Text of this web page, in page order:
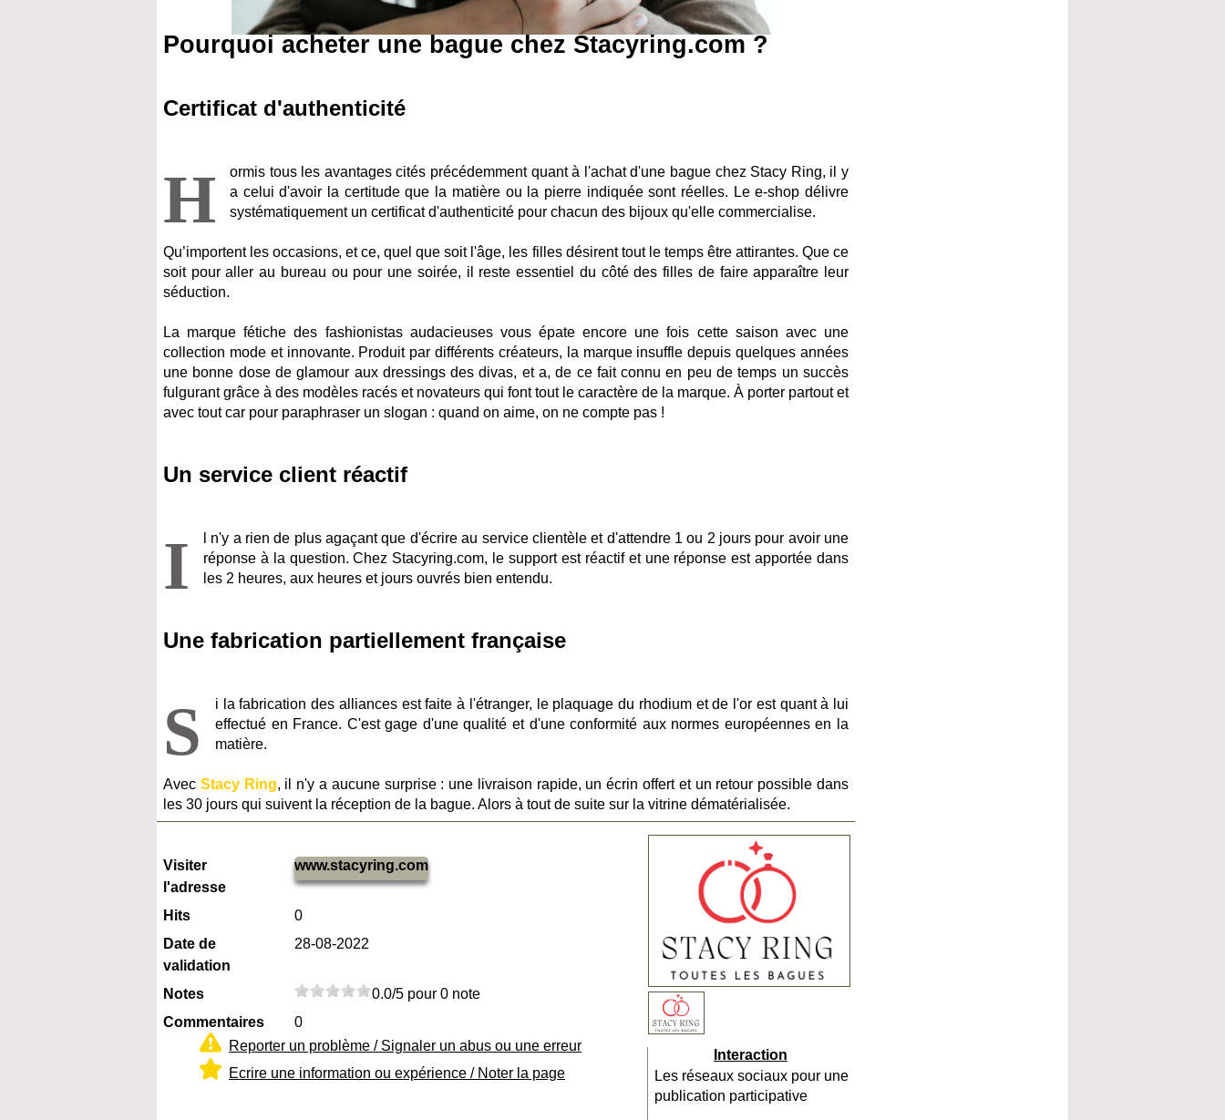
Pourquoi acheter une bague chez Stacyring.com ?
Certificat d'authenticité
H
ormis tous les avantages cités précédemment quant à l'achat d'une bague chez Stacy Ring, il y
a celui d'avoir la certitude que la matière ou la pierre indiquée sont réelles. Le e-shop délivre
systématiquement un certificat d'authenticité pour chacun des bijoux qu'elle commercialise.
Qu’importent les occasions, et ce, quel que soit l'âge, les filles désirent tout le temps être attirantes. Que ce
soit pour aller au bureau ou pour une soirée, il reste essentiel du côté des filles de faire apparaître leur
séduction.
La marque fétiche des fashionistas audacieuses vous épate encore une fois cette saison avec une
collection mode et innovante. Produit par différents créateurs, la marque insuffle depuis quelques années
une bonne dose de glamour aux dressings des divas, et a, de ce fait connu en peu de temps un succès
fulgurant grâce à des modèles racés et novateurs qui font tout le caractère de la marque. À porter partout et
avec tout car pour paraphraser un slogan : quand on aime, on ne compte pas !
Un service client réactif
I
l n'y a rien de plus agaçant que d'écrire au service clientèle et d'attendre 1 ou 2 jours pour avoir une
réponse à la question. Chez Stacyring.com, le support est réactif et une réponse est apportée dans
les 2 heures, aux heures et jours ouvrés bien entendu.
Une fabrication partiellement française
S
i la fabrication des alliances est faite à l'étranger, le plaquage du rhodium et de l'or est quant à lui
effectué en France. C'est gage d'une qualité et d'une conformité aux normes européennes en la
matière.
Avec Stacy Ring, il n'y a aucune surprise : une livraison rapide, un écrin offert et un retour possible dans
les 30 jours qui suivent la réception de la bague. Alors à tout de suite sur la vitrine dématérialisée.
Visiter
l'adresse
www.stacyring.com
Hits
0
Date de
validation
28-08-2022
Notes
0.0/5 pour 0 note
Commentaires
0
Reporter un problème / Signaler un abus ou une erreur
Ecrire une information ou expérience / Noter la page
Interaction
Les réseaux sociaux pour une
publication participative